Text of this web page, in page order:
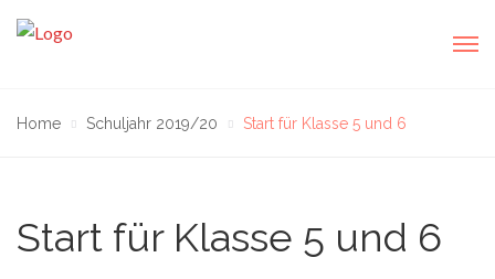
Home Schuljahr 2019/20 Start für Klasse 5 und 6
Start für Klasse 5 und 6